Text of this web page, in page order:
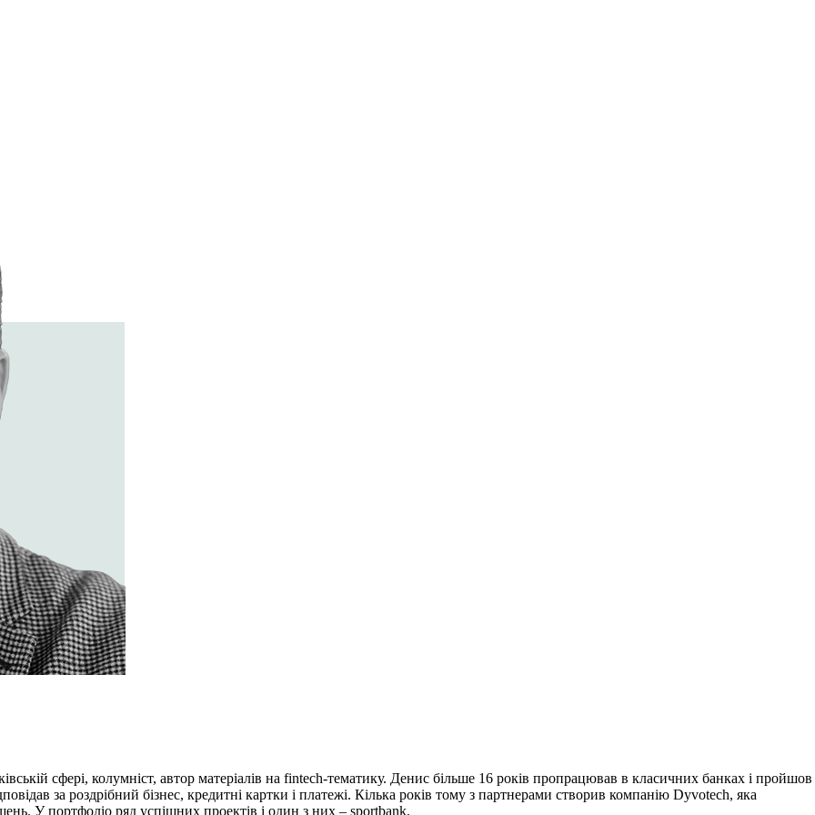
сфері, колумніст, автор матеріалів на fintech-тематику. Денис більше 16 років пропрацював в класичних банках і пройшов
за роздрібний бізнес, кредитні картки і платежі. Кілька років тому з партнерами створив компанію Dyvotech, яка
У портфоліо ряд успішних проектів і один з них – sportbank.